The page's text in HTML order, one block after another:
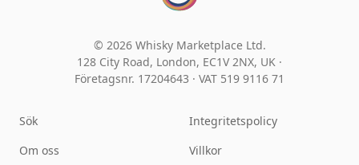
© 2026 Whisky Marketplace Ltd.
128 City Road, London, EC1V 2NX, UK ·
Företagsnr. 17204643 · VAT 519 9116 71
Sök
Om oss
Integritetspolicy
Villkor